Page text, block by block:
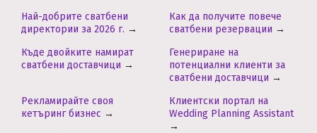
Най-добрите сватбени
директории за 2026 г. →
Как да получите повече
сватбени резервации →
Къде двойките намират
сватбени доставчици →
Генериране на
потенциални клиенти за
сватбени доставчици →
Рекламирайте своя
кетъринг бизнес →
Клиентски портал на
Wedding Planning Assistant
→